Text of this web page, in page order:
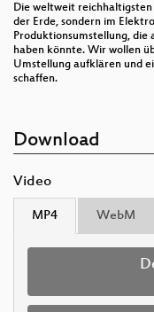
Die weltweit
der Erde, sondern im
Produktionsumstellung,
haben könnte. Wir wollen
Umstellung aufklären und
schaffen.
Download
Video
MP4 WebM